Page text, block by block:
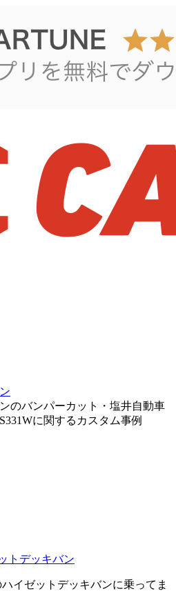
のバンパーカット・塩井自動車
に関するカスタム事例
トデッキバン
イゼットデッキバンに乗ってま